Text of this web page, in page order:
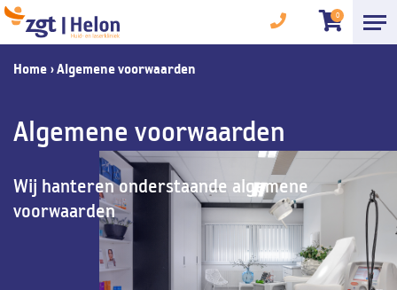
0
Home ›Algemene voorwaarden
Algemene voorwaarden
Wij hanteren onderstaande algemene
voorwaarden